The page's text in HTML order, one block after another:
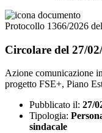
Protocollo 1366/2026
Circolare del 27/
Azione comunicazione
progetto FSE+, Piano
Pubblicato il: 27/
Tipologia:
sindacale